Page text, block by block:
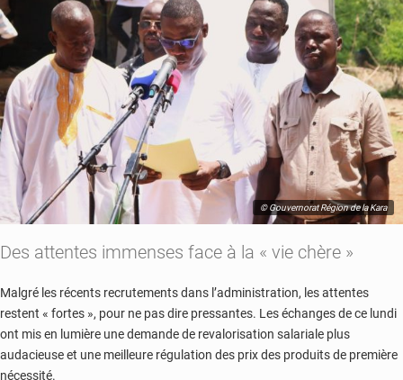
© Gouvernorat Région de la Kara
Des attentes immenses face à la « vie chère »
Malgré les récents recrutements dans l’administration, les attentes
restent « fortes », pour ne pas dire pressantes. Les échanges de ce lundi
ont mis en lumière une demande de revalorisation salariale plus
audacieuse et une meilleure régulation des prix des produits de première
nécessité.